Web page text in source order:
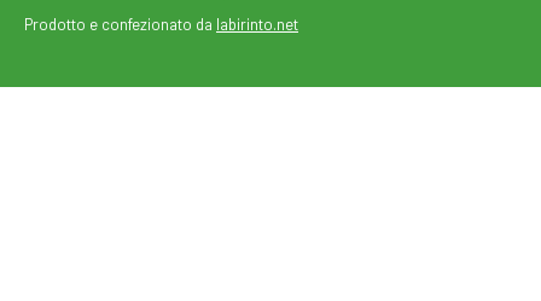
Prodotto e confezionato da labirinto.net